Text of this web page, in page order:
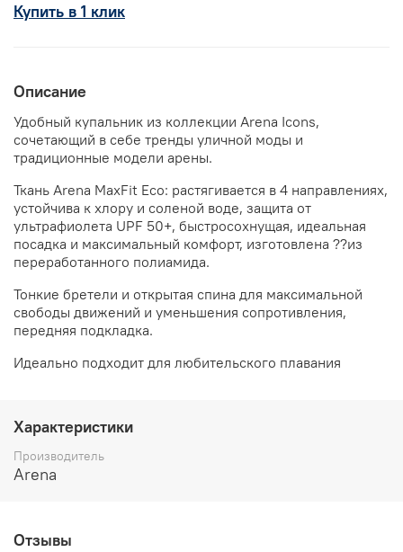
Купить в 1 клик
Описание
Удобный купальник из коллекции Arena Icons,
сочетающий в себе тренды уличной моды и
традиционные модели арены.
Ткань Arena MaxFit Eco: растягивается в 4 направлениях,
устойчива к хлору и соленой воде, защита от
ультрафиолета UPF 50+, быстросохнущая, идеальная
посадка и максимальный комфорт, изготовлена ??из
переработанного полиамида.
Тонкие бретели и открытая спина для максимальной
свободы движений и уменьшения сопротивления,
передняя подкладка.
Идеально подходит для любительского плавания
Характеристики
Производитель
Arena
Отзывы